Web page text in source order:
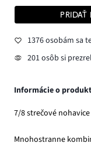
PRIDAŤ
1376 osobám sa
201 osôb si
Informácie o
7/8 strečové
Mnohostranne